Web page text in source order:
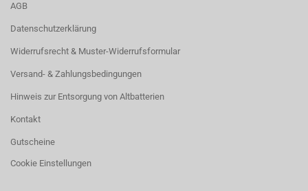
AGB
Datenschutzerklärung
Widerrufsrecht & Muster-Widerrufsformular
Versand- & Zahlungsbedingungen
Hinweis zur Entsorgung von Altbatterien
Kontakt
Gutscheine
Cookie Einstellungen